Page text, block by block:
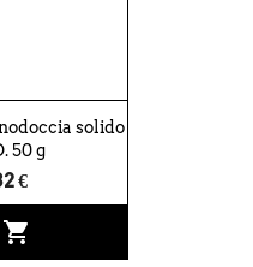
solido
50 g
€
shopping_cart